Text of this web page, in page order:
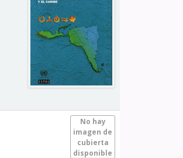
No hay
imagen de
cubierta
disponible